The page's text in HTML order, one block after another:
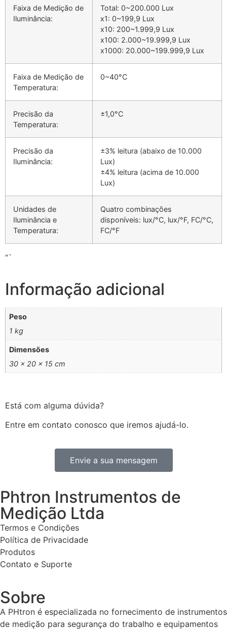
Faixa de Medição de
Iluminância:
Total: 0~200.000 Lux
x1: 0~199,9 Lux
x10: 200~1.999,9 Lux
x100: 2.000~19.999,9 Lux
x1000: 20.000~199.999,9 Lux
Faixa de Medição de
Temperatura:
0~40°C
Precisão da
Temperatura:
±1,0°C
Precisão da
Iluminância:
±3% leitura (abaixo de 10.000
Lux)
±4% leitura (acima de 10.000
Lux)
Unidades de
Iluminância e
Temperatura:
Quatro combinações
disponíveis: lux/°C, lux/°F, FC/°C,
FC/°F
“`
Informação adicional
Peso
1 kg
Dimensões
30 × 20 × 15 cm
Está com alguma dúvida?
Entre em contato conosco que iremos ajudá-lo.
Envie a sua mensagem
Phtron Instrumentos de
Medição Ltda
Termos e Condições
Política de Privacidade
Produtos
Contato e Suporte
Sobre
A PHtron é especializada no fornecimento de instrumentos
de medição para segurança do trabalho e equipamentos